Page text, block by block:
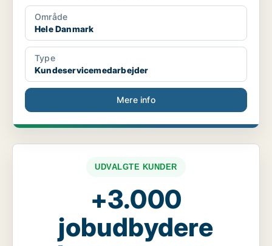
Område
Hele Danmark
Type
Kundeservicemedarbejder
Mere info
UDVALGTE KUNDER
+3.000
jobudbydere